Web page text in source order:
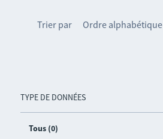
TYPE DE DONNÉES
Tous (0)
Trier par Ordre alphabétique